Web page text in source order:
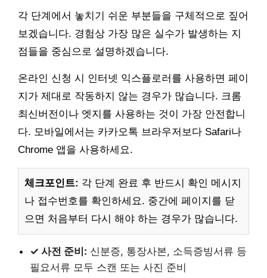
각 단계에서 놓치기 쉬운 부분들을 구체적으로 짚어
보겠습니다. 경험상 가장 많은 실수가 발생하는 지
점들을 중심으로 설명하겠습니다.
온라인 신청 시 인터넷 익스플로러를 사용하면 페이
지가 제대로 작동하지 않는 경우가 많습니다. 크롬
최신버전이나 엣지를 사용하는 것이 가장 안전합니
다. 모바일에서는 카카오톡 브라우저보다 Safari나
Chrome 앱을 사용하세요.
체크포인트: 각 단계 완료 후 반드시 확인 메시지
나 접수번호를 확인하세요. 중간에 페이지를 닫
으면 처음부터 다시 해야 하는 경우가 많습니다.
✓ 사전 준비: 신분증, 통장사본, 소득증빙서류 등
필요서류 모두 스캔 또는 사진 준비